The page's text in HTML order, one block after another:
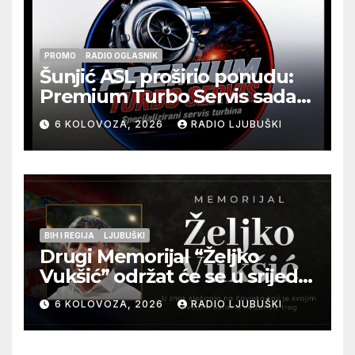
PROMO RADIO OGLASNIK
Šunjić ASL proširio ponudu:
Premium Turbo Servis sada
na jednoj adresi u Ljubuškom
6 KOLOVOZA, 2026 RADIO LJUBUŠKI
BIH I REGIJA LJUBUŠKI
Drugi Memorijal “Željko
Vukšić” održat će se u srijedu
12. kolovoza u Otoku
6 KOLOVOZA, 2026 RADIO LJUBUŠKI